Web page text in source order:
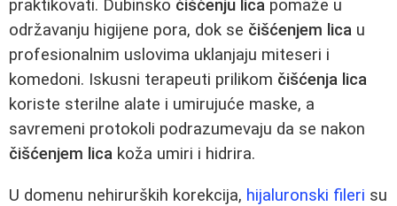
praktikovati. Dubinsko čišćenju lica pomaže u
održavanju higijene pora, dok se čišćenjem lica u
profesionalnim uslovima uklanjaju miteseri i
komedoni. Iskusni terapeuti prilikom čišćenja lica
koriste sterilne alate i umirujuće maske, a
savremeni protokoli podrazumevaju da se nakon
čišćenjem lica koža umiri i hidrira.
U domenu nehirurških korekcija, hijaluronski fileri su